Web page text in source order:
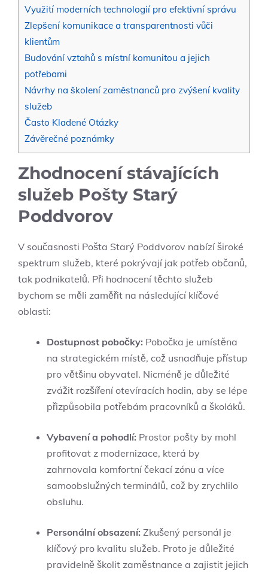
Využití moderních technologií pro efektivní správu
Zlepšení komunikace a transparentnosti vůči
klientům
Budování vztahů s místní komunitou a jejich
potřebami
Návrhy na školení zaměstnanců pro zvýšení kvality
služeb
Často Kladené Otázky
Závěrečné poznámky
Zhodnocení stávajících
služeb Pošty Starý
Poddvorov
V současnosti Pošta Starý Poddvorov nabízí široké
spektrum služeb, které pokrývají jak potřeb občanů,
tak podnikatelů. Při hodnocení těchto služeb
bychom se měli zaměřit na následující klíčové
oblasti:
Dostupnost pobočky: Pobočka je umístěna
na strategickém místě, což usnadňuje přístup
pro většinu obyvatel. Nicméně je důležité
zvážit rozšíření otevíracích hodin, aby se lépe
přizpůsobila potřebám pracovníků a školáků.
Vybavení a pohodlí: Prostor pošty by mohl
profitovat z modernizace, která by
zahrnovala komfortní čekací zónu a více
samoobslužných terminálů, což by zrychlilo
obsluhu.
Personální obsazení: Zkušený personál je
klíčový pro kvalitu služeb. Proto je důležité
pravidelně školit zaměstnance a zajistit jejich